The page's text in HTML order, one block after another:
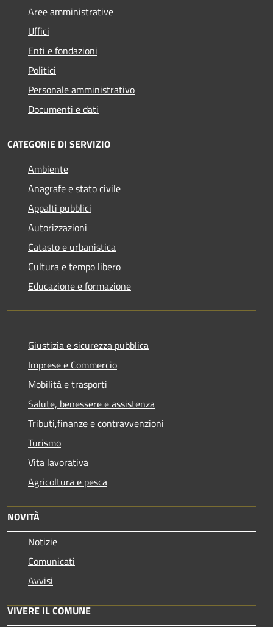
Aree amministrative
Uffici
Enti e fondazioni
Politici
Personale amministrativo
Documenti e dati
CATEGORIE DI SERVIZIO
Ambiente
Anagrafe e stato civile
Appalti pubblici
Autorizzazioni
Catasto e urbanistica
Cultura e tempo libero
Educazione e formazione
Giustizia e sicurezza pubblica
Imprese e Commercio
Mobilità e trasporti
Salute, benessere e assistenza
Tributi,finanze e contravvenzioni
Turismo
Vita lavorativa
Agricoltura e pesca
NOVITÀ
Notizie
Comunicati
Avvisi
VIVERE IL COMUNE